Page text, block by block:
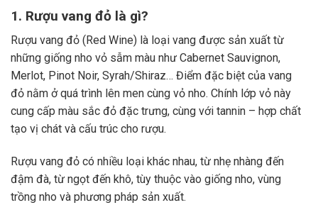
1. Rượu vang đỏ là gì?
Rượu vang đỏ (Red Wine) là loại vang được sản xuất từ
những giống nho vỏ sẫm màu như Cabernet Sauvignon,
Merlot, Pinot Noir, Syrah/Shiraz… Điểm đặc biệt của vang
đỏ nằm ở quá trình lên men cùng vỏ nho. Chính lớp vỏ này
cung cấp màu sắc đỏ đặc trưng, cùng với tannin – hợp chất
tạo vị chát và cấu trúc cho rượu.
Rượu vang đỏ có nhiều loại khác nhau, từ nhẹ nhàng đến
đậm đà, từ ngọt đến khô, tùy thuộc vào giống nho, vùng
trồng nho và phương pháp sản xuất.